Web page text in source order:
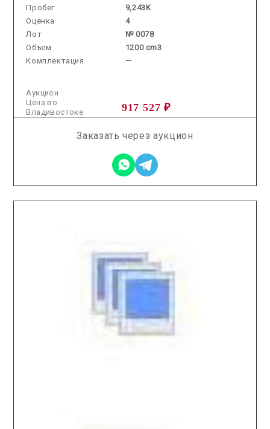
Пробег
9,243K
Оценка
4
Лот
№ 0078
Объем
1200 cm3
Комплектация
—
Аукцион
917 527 ₽
Цена во
Владивостоке
Заказать через аукцион